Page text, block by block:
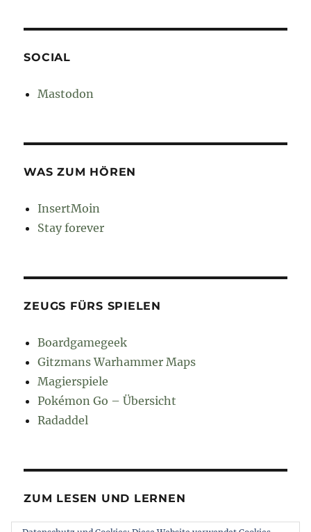
SOCIAL
Mastodon
WAS ZUM HÖREN
InsertMoin
Stay forever
ZEUGS FÜRS SPIELEN
Boardgamegeek
Gitzmans Warhammer Maps
Magierspiele
Pokémon Go – Übersicht
Radaddel
ZUM LESEN UND LERNEN